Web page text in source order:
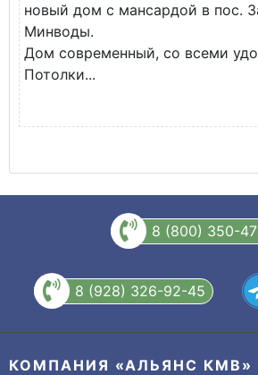
новый дом с мансардой в пос.
Минводы.
Дом современный, со всеми
Потолки...
8 (800) 350-
8 (928) 326-92-45
КОМПАНИЯ «АЛЬЯНС КМВ»